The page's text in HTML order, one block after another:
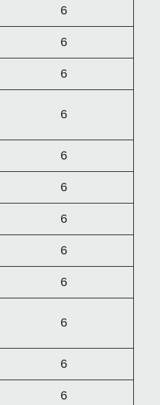
6
6
6
6
6
6
6
6
6
6
6
6